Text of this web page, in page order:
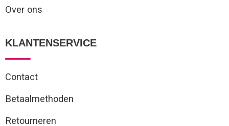
Over ons
KLANTENSERVICE
Contact
Betaalmethoden
Retourneren